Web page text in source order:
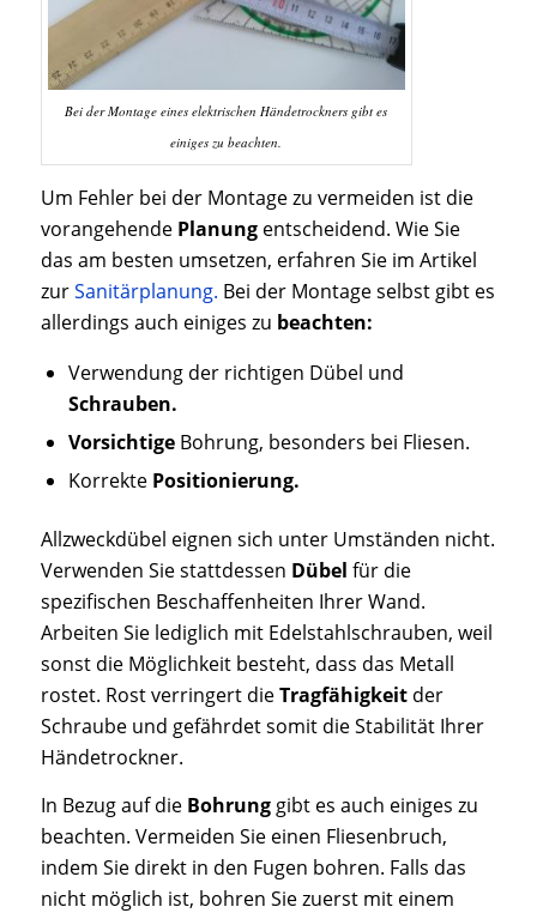
Bei der Montage eines elektrischen Händetrockners gibt es
einiges zu beachten.
Um Fehler bei der Montage zu vermeiden ist die
vorangehende Planungentscheidend. Wie Sie
das am besten umsetzen, erfahren Sie im Artikel
zurSanitärplanung. Bei der Montage selbst gibt es
allerdings auch einiges zu beachten:
Verwendung der richtigen Dübel und
Schrauben.
VorsichtigeBohrung, besonders bei Fliesen.
Korrekte Positionierung.
Allzweckdübel eignen sich unter Umständen nicht.
Verwenden Sie stattdessen Dübel für die
spezifischen Beschaffenheiten Ihrer Wand.
Arbeiten Sie lediglich mit Edelstahlschrauben, weil
sonst die Möglichkeit besteht, dass das Metall
rostet. Rost verringert dieTragfähigkeitder
Schraube und gefährdet somit die Stabilität Ihrer
Händetrockner.
In Bezug auf die Bohrunggibt es auch einiges zu
beachten. Vermeiden Sie einen Fliesenbruch,
indem Sie direkt in den Fugen bohren. Falls das
nicht möglich ist, bohren Sie zuerst mit einem